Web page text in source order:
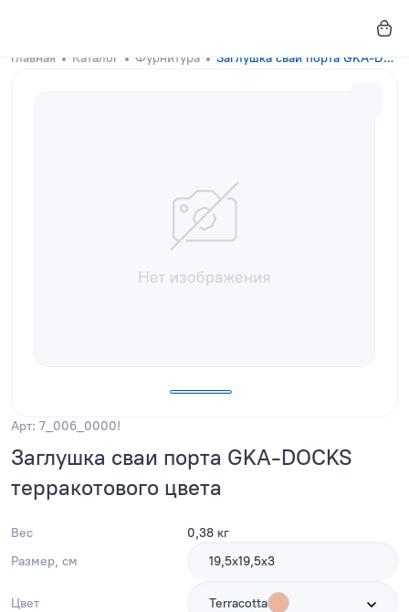
Главная Каталог Фурнитура Заглушка сваи порта GKA-DOCKS Terracotta
Арт: 7_006_0000!
Заглушка сваи порта GKA-DOCKS
терракотового цвета
Вес
0,38 кг
Размер, см
19,5х19,5х3
Цвет Terracotta